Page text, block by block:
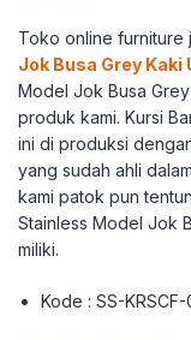
Toko online furniture
Jok Busa Grey Kaki
Model Jok Busa
produk kami. Kursi
ini di produksi
yang sudah ahli
kami patok pun
Stainless Model Jok
miliki.
Kode : SS-